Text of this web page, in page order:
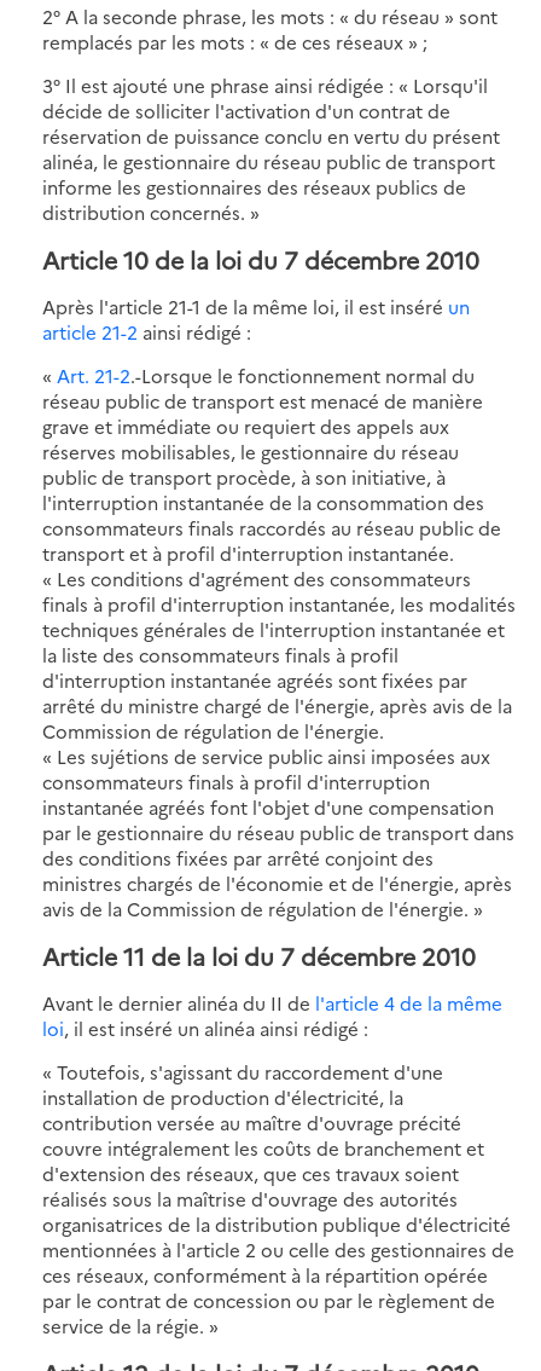
2° A la seconde phrase, les mots : « du réseau » sont
remplacés par les mots : « de ces réseaux » ;
3° Il est ajouté une phrase ainsi rédigée : « Lorsqu'il
décide de solliciter l'activation d'un contrat de
réservation de puissance conclu en vertu du présent
alinéa, le gestionnaire du réseau public de transport
informe les gestionnaires des réseaux publics de
distribution concernés. »
Article 10 de la loi du 7 décembre 2010
Après l'article 21-1 de la même loi, il est inséré un
article 21-2 ainsi rédigé :
« Art. 21-2.-Lorsque le fonctionnement normal du
réseau public de transport est menacé de manière
grave et immédiate ou requiert des appels aux
réserves mobilisables, le gestionnaire du réseau
public de transport procède, à son initiative, à
l'interruption instantanée de la consommation des
consommateurs finals raccordés au réseau public de
transport et à profil d'interruption instantanée.
« Les conditions d'agrément des consommateurs
finals à profil d'interruption instantanée, les modalités
techniques générales de l'interruption instantanée et
la liste des consommateurs finals à profil
d'interruption instantanée agréés sont fixées par
arrêté du ministre chargé de l'énergie, après avis de la
Commission de régulation de l'énergie.
« Les sujétions de service public ainsi imposées aux
consommateurs finals à profil d'interruption
instantanée agréés font l'objet d'une compensation
par le gestionnaire du réseau public de transport dans
des conditions fixées par arrêté conjoint des
ministres chargés de l'économie et de l'énergie, après
avis de la Commission de régulation de l'énergie. »
Article 11 de la loi du 7 décembre 2010
Avant le dernier alinéa du II de l'article 4 de la même
loi, il est inséré un alinéa ainsi rédigé :
« Toutefois, s'agissant du raccordement d'une
installation de production d'électricité, la
contribution versée au maître d'ouvrage précité
couvre intégralement les coûts de branchement et
d'extension des réseaux, que ces travaux soient
réalisés sous la maîtrise d'ouvrage des autorités
organisatrices de la distribution publique d'électricité
mentionnées à l'article 2 ou celle des gestionnaires de
ces réseaux, conformément à la répartition opérée
par le contrat de concession ou par le règlement de
service de la régie. »